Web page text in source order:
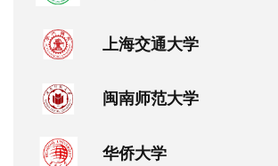
上海交通大学
闽南师范大学
华侨大学